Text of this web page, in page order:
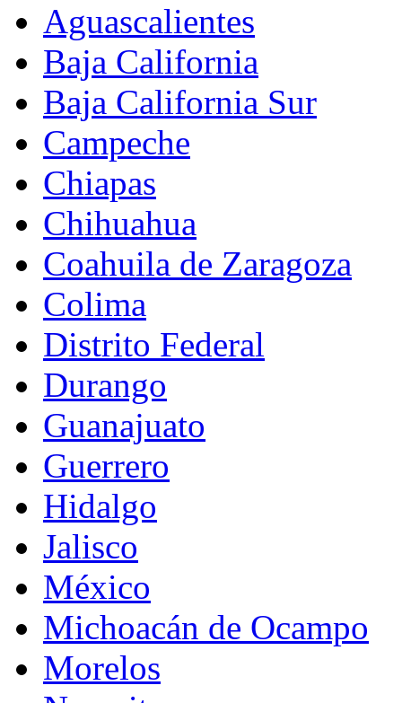
Aguascalientes
Baja California
Baja California Sur
Campeche
Chiapas
Chihuahua
Coahuila de Zaragoza
Colima
Distrito Federal
Durango
Guanajuato
Guerrero
Hidalgo
Jalisco
México
Michoacán de Ocampo
Morelos